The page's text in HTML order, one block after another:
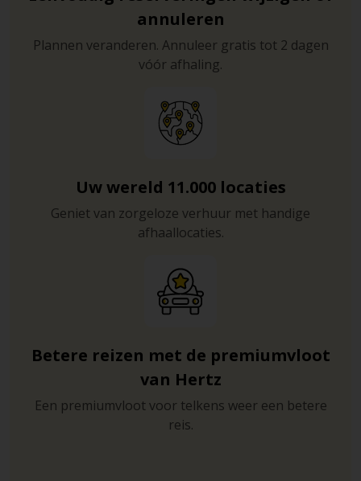
annuleren
Plannen veranderen. Annuleer gratis tot 2 dagen
vóór afhaling.
Uw wereld 11.000 locaties
Geniet van zorgeloze verhuur met handige
afhaallocaties.
Betere reizen met de premiumvloot
van Hertz
Een premiumvloot voor telkens weer een betere
reis.